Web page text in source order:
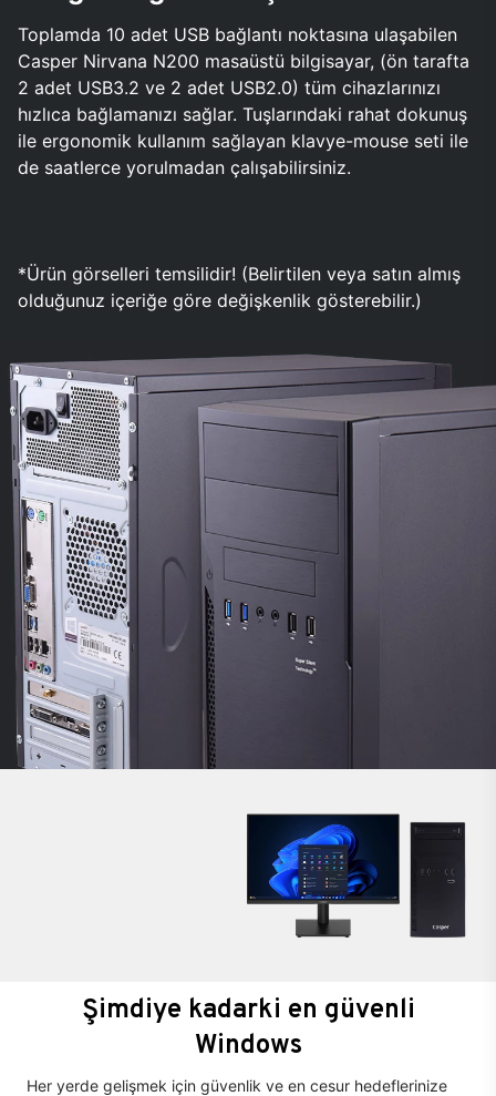
Toplamda 10 adet USB bağlantı noktasına ulaşabilen
Casper Nirvana N200 masaüstü bilgisayar, (ön tarafta
2 adet USB3.2 ve 2 adet USB2.0) tüm cihazlarınızı
hızlıca bağlamanızı sağlar. Tuşlarındaki rahat dokunuş
ile ergonomik kullanım sağlayan klavye-mouse seti ile
de saatlerce yorulmadan çalışabilirsiniz.
*Ürün görselleri temsilidir! (Belirtilen veya satın almış
olduğunuz içeriğe göre değişkenlik gösterebilir.)
Şimdiye kadarki en güvenli
Windows
Her yerde gelişmek için güvenlik ve en cesur hedeflerinize